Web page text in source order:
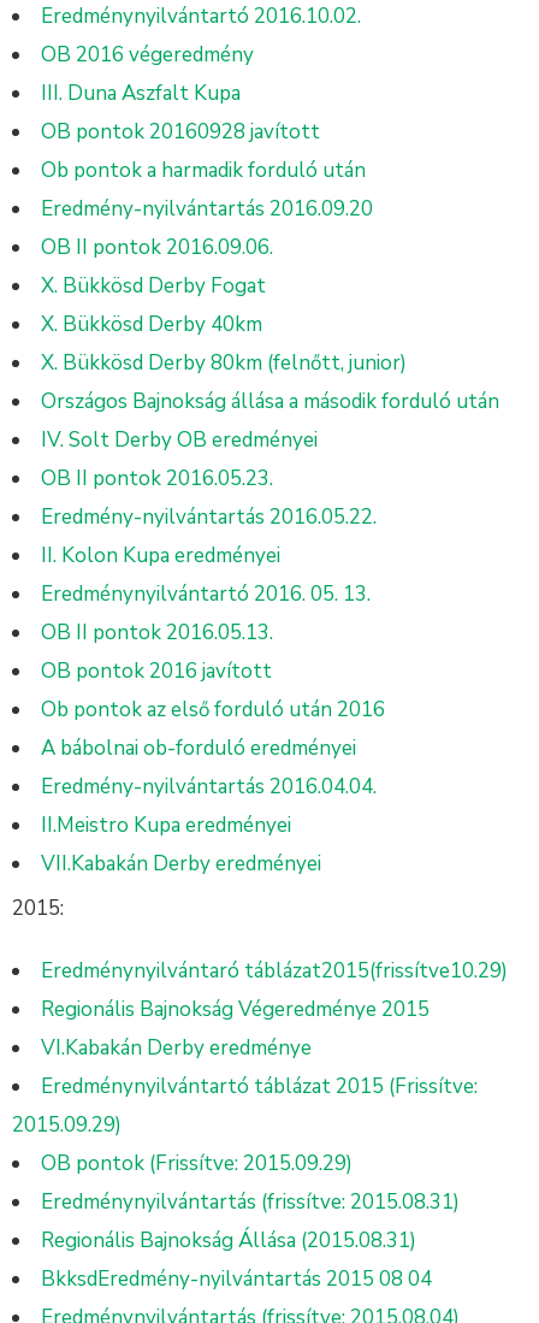
Eredménynyilvántartó 2016.10.02.
OB 2016 végeredmény
III. Duna Aszfalt Kupa
OB pontok 20160928 javított
Ob pontok a harmadik forduló után
Eredmény-nyilvántartás 2016.09.20
OB II pontok 2016.09.06.
X. Bükkösd Derby Fogat
X. Bükkösd Derby 40km
X. Bükkösd Derby 80km (felnőtt, junior)
Országos Bajnokság állása a második forduló után
IV. Solt Derby OB eredményei
OB II pontok 2016.05.23.
Eredmény-nyilvántartás 2016.05.22.
II. Kolon Kupa eredményei
Eredménynyilvántartó 2016. 05. 13.
OB II pontok 2016.05.13.
OB pontok 2016 javított
Ob pontok az első forduló után 2016
A bábolnai ob-forduló eredményei
Eredmény-nyilvántartás 2016.04.04.
II.Meistro Kupa eredményei
VII.Kabakán Derby eredményei
2015:
Eredménynyilvántaró táblázat2015(frissítve10.29)
Regionális Bajnokság Végeredménye 2015
VI.Kabakán Derby eredménye
Eredménynyilvántartó táblázat 2015 (Frissítve:
2015.09.29)
OB pontok (Frissítve: 2015.09.29)
Eredménynyilvántartás (frissítve: 2015.08.31)
Regionális Bajnokság Állása (2015.08.31)
BkksdEredmény-nyilvántartás 2015 08 04
Eredménynyilvántartás (frissítve: 2015.08.04)